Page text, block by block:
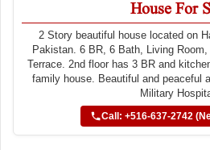
House For
2 Story beautiful house located on
Pakistan. 6 BR, 6 Bath, Living
Terrace. 2nd floor has 3 BR and
family house. Beautiful and peaceful
Military
Call: +516-637-2742